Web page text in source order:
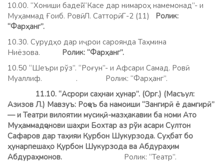
10.00. “Хониши бадеӣ”.“Касе дар нимароҳ намемонад”- и
Муҳаммад Ғоиб. Ровӣ: Л. Сатторӣ. Г-2 (11)
Ролик:
“Фарҳанг”.
10.30. Сурудҳо дар иҷрои сароянда Таҳмина
Ниёзова. Ролик: “Фарҳанг”.
10.50 “Шеъри рўз”. “Роғун”- и Афсари Самад. Ровӣ:
Муаллиф. . Ролик: “Фарҳанг”.
11.10. “Асрори саҳнаи ҳунар”. (Орг.) (Масъул:
Азизов Л.) Мавзуъ: Роҷеъ ба намоиши “Зангирӣ ё дамгирӣ”
— и Театри вилоятии мусиқӣ-мазҳакавии ба номи Ато
Муҳаммадҷонови шаҳри Бохтар аз рўи асари Султон
Сафаров дар таҳияи Қурбон Шукурзода. Суҳбат бо
ҳунарпешаҳо Қурбон Шукурзода ва Абдураҳим
Абдураҳмонов. Ролик: “Театр”.